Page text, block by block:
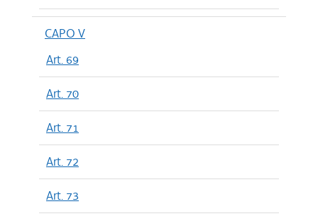
CAPO V
Art. 69
Art. 70
Art. 71
Art. 72
Art. 73